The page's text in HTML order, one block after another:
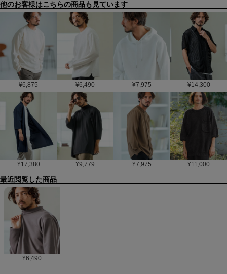
他のお客様はこちらの商品も見ています
¥6,875 ¥6,490 ¥7,975 ¥14,300
¥17,380 ¥9,779 ¥7,975 ¥11,000
最近閲覧した商品
¥6,490